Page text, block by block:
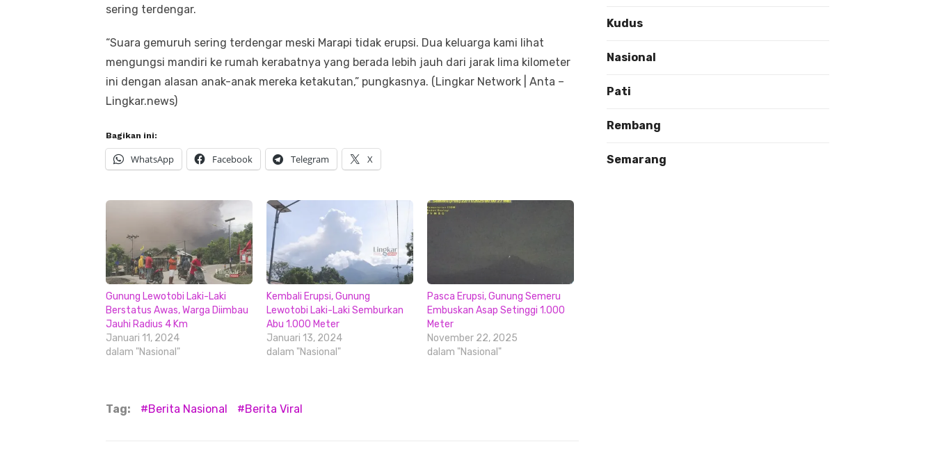
sering terdengar.
“Suara gemuruh sering terdengar meski Marapi tidak erupsi. Dua keluarga kami lihat
mengungsi mandiri ke rumah kerabatnya yang berada lebih jauh dari jarak lima kilometer
ini dengan alasan anak-anak mereka ketakutan,” pungkasnya. (Lingkar Network | Anta –
Lingkar.news)
Bagikan ini:
WhatsApp Facebook Telegram X
Gunung Lewotobi Laki-Laki
Berstatus Awas, Warga Diimbau
Jauhi Radius 4 Km
Januari 11, 2024
dalam "Nasional"
Kembali Erupsi, Gunung
Lewotobi Laki-Laki Semburkan
Abu 1.000 Meter
Januari 13, 2024
dalam "Nasional"
Pasca Erupsi, Gunung Semeru
Embuskan Asap Setinggi 1.000
Meter
November 22, 2025
dalam "Nasional"
Tag: Berita Nasional Berita Viral
Kudus
Nasional
Pati
Rembang
Semarang